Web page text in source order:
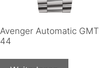
Avenger Automatic GMT
44